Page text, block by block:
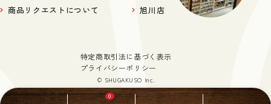
商品リクエストについて
旭川店
© SHUGAKUSO Inc.
特定商取引法に基づく表示
プライバシーポリシー
0